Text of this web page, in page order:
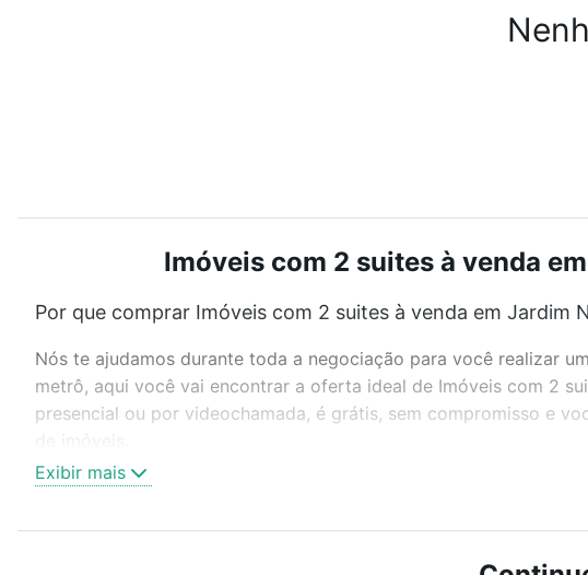
Imóveis com 2 suites à venda
Por que comprar Imóveis com 2 suites à venda em Jardim
Nós te ajudamos durante toda a negociação para você realizar
metrô, aqui você vai encontrar a oferta ideal de Imóveis com 2
presencial ou por videochamada, é grátis, sem compromisso e
Como escolher um imóvel?
Use barra de busca no topo para pesquisar por ruas, bairros e
ou sem vaga de garagem para combinar perfeitamente com o
Exibir mais